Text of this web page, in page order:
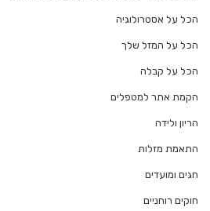
הכל על אסטרולוגיה
הכל על המזל שלך
הכל על קבלה
הקמת אתר למטפלים
הריון ולידה
התאמת מזלות
חגים ומועדים
חוקים רוחניים